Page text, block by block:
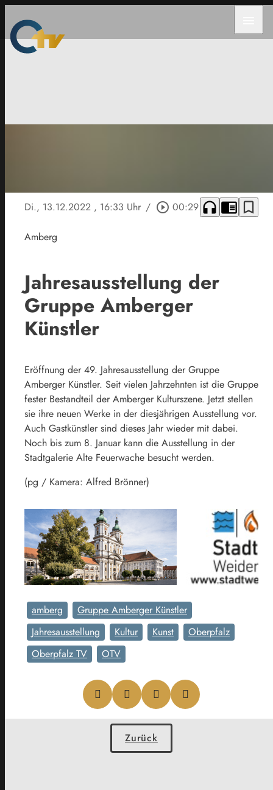
Di., 13.12.2022 , 16:33 Uhr / play_circle_outline 00:29 headphones chrome_reader_mode bookmark_border
Amberg
Jahresausstellung der
Gruppe Amberger
Künstler
Eröffnung der 49. Jahresausstellung der Gruppe
Amberger Künstler. Seit vielen Jahrzehnten ist die Gruppe
fester Bestandteil der Amberger Kulturszene. Jetzt stellen
sie ihre neuen Werke in der diesjährigen Ausstellung vor.
Auch Gastkünstler sind dieses Jahr wieder mit dabei.
Noch bis zum 8. Januar kann die Ausstellung in der
Stadtgalerie Alte Feuerwache besucht werden.
(pg / Kamera: Alfred Brönner)
amberg
Gruppe Amberger Künstler
Jahresausstellung
Kultur Kunst
Oberpfalz
Oberpfalz TV
OTV
Zurück